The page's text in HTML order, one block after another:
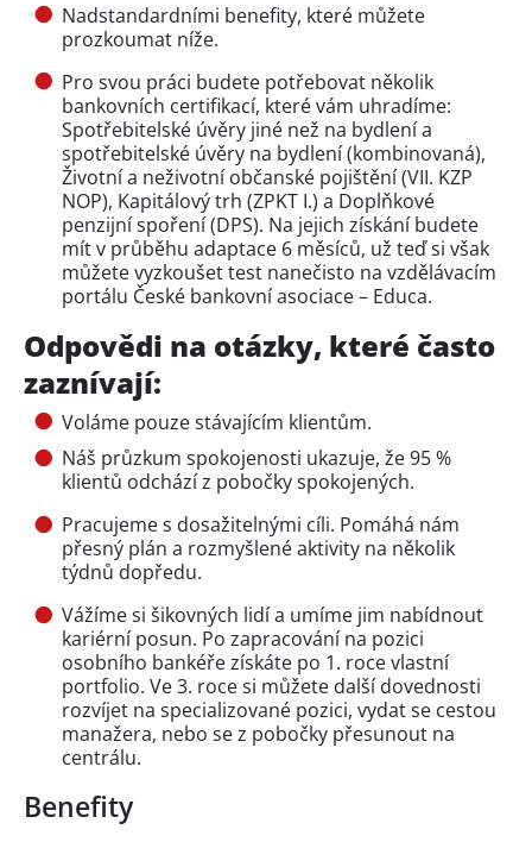
Nadstandardními benefity, které můžete
prozkoumat níže.
Pro svou práci budete potřebovat několik
bankovních certifikací, které vám uhradíme:
Spotřebitelské úvěry jiné než na bydlení a
spotřebitelské úvěry na bydlení (kombinovaná),
Životní a neživotní občanské pojištění (VII. KZP
NOP), Kapitálový trh (ZPKT I.) a Doplňkové
penzijní spoření (DPS). Na jejich získání budete
mít v průběhu adaptace 6 měsíců, už teď si však
můžete vyzkoušet test nanečisto na vzdělávacím
portálu České bankovní asociace – Educa.
Odpovědi na otázky, které často
zaznívají:
Voláme pouze stávajícím klientům.
Náš průzkum spokojenosti ukazuje, že 95 %
klientů odchází z pobočky spokojených.
Pracujeme s dosažitelnými cíli. Pomáhá nám
přesný plán a rozmyšlené aktivity na několik
týdnů dopředu.
Vážíme si šikovných lidí a umíme jim nabídnout
kariérní posun. Po zapracování na pozici
osobního bankéře získáte po 1. roce vlastní
portfolio. Ve 3. roce si můžete další dovednosti
rozvíjet na specializované pozici, vydat se cestou
manažera, nebo se z pobočky přesunout na
centrálu.
Benefity